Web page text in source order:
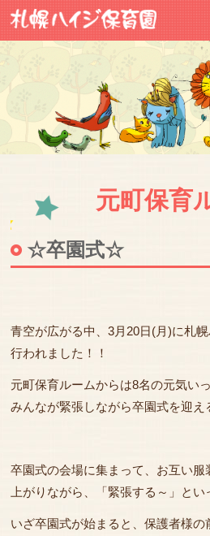
元町保育
☆卒園式☆
青空が広がる中、3月20日(月)に札
行われました！！
元町保育ルームからは8名の元気い
みんなが緊張しながら卒園式を迎
卒園式の会場に集まって、お互い服
上がりながら、「緊張する～」とい
いざ卒園式が始まると、保護者様